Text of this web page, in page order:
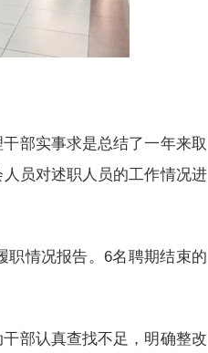
部实事求是总结了一年来取
员对述职人员的工作情况进
职情况报告。6名聘期结束的
部认真查找不足，明确整改